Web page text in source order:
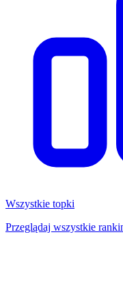
Wszystkie topki
Przeglądaj wszystkie